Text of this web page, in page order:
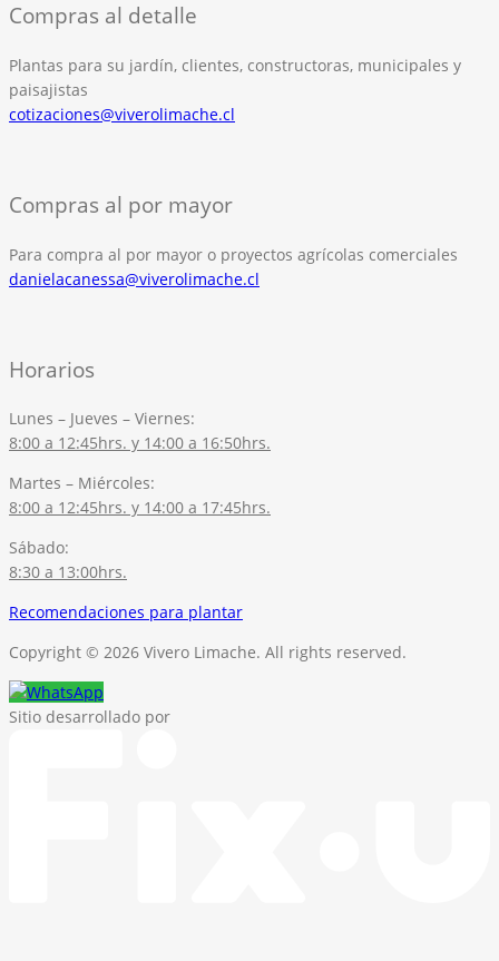
Compras al detalle
Plantas para su jardín, clientes, constructoras, municipales y
paisajistas
cotizaciones@viverolimache.cl
Compras al por mayor
Para compra al por mayor o proyectos agrícolas comerciales
danielacanessa@viverolimache.cl
Horarios
Lunes – Jueves – Viernes:
8:00 a 12:45hrs. y 14:00 a 16:50hrs.
Martes – Miércoles:
8:00 a 12:45hrs. y 14:00 a 17:45hrs.
Sábado:
8:30 a 13:00hrs.
Recomendaciones para plantar
Copyright © 2026 Vivero Limache. All rights reserved.
Sitio desarrollado por